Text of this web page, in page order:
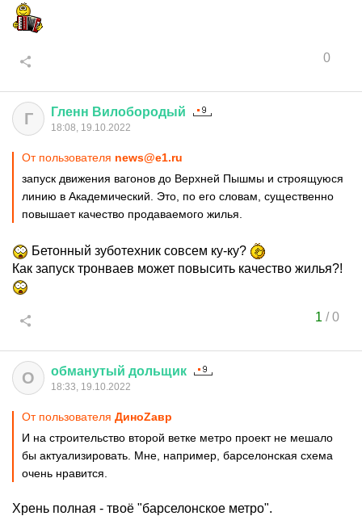
0
Г Гленн Вилобородый
18:08, 19.10.2022
От пользователя news@e1.ru
запуск движения вагонов до Верхней Пышмы и строящуюся
линию в Академический. Это, по его словам, существенно
повышает качество продаваемого жилья.
Бетонный зуботехник совсем ку-ку?
Как запуск тронваев может повысить качество жилья?!
1 /0
О обманутый дольщик
18:33, 19.10.2022
От пользователя ДиноZавp
И на строительство второй ветке метро проект не мешало
бы актуализировать. Мне, например, барселонская схема
очень нравится.
Хрень полная - твоё "барселонское метро".